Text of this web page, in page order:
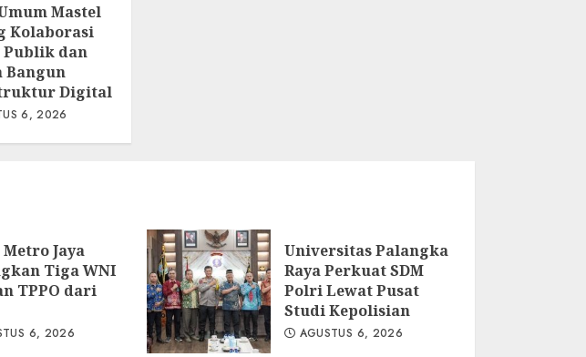
Mastel
Kolaborasi
Publik dan
Bangun
Digital
6, 2026
Jaya
Tiga WNI
TPPO dari
6, 2026
Universitas Palangka
Raya Perkuat SDM
Polri Lewat Pusat
Studi Kepolisian
AGUSTUS 6, 2026